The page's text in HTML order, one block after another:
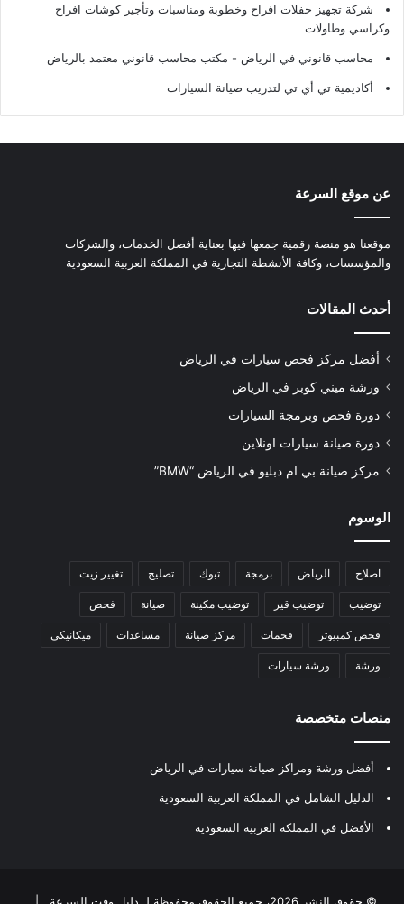
شركة تجهيز حفلات افراح وخطوبة ومناسبات وتأجير كوشات افراح
وكراسي وطاولات
محاسب قانوني في الرياض - مكتب محاسب قانوني معتمد بالرياض
أكاديمية تي أي تي لتدريب صيانة السيارات
عن موقع السرعة
موقعنا هو منصة رقمية جمعها فيها بعناية أفضل الخدمات، والشركات
والمؤسسات، وكافة الأنشطة التجارية في المملكة العربية السعودية
أحدث المقالات
أفضل مركز فحص سيارات في الرياض
ورشة ميني كوبر في الرياض
دورة فحص وبرمجة السيارات
دورة صيانة سيارات اونلاين
مركز صيانة بي ام دبليو في الرياض “BMW”
الوسوم
اصلاح الرياض برمجة تبوك تصليح تغيير زيت
توضيب توضيب قير توضيب مكينة صيانة فحص
فحص كمبيوتر فحمات مركز صيانة مساعدات ميكانيكي
ورشة ورشة سيارات
منصات متخصصة
أفضل ورشة ومراكز صيانة سيارات في الرياض
الدليل الشامل في المملكة العربية السعودية
الأفضل في المملكة العربية السعودية
© حقوق النشر 2026، جميع الحقوق محفوظة لـ دليل وقت السرعة